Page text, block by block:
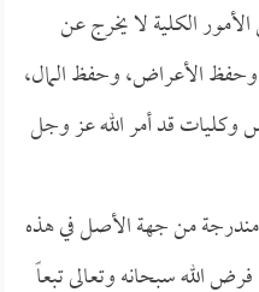
الأمور الكلية لا يخرج عن
الأعراض، وحفظ المال،
قد أمر الله عز وجل
مندرجة من جهة الأصل في هذه
الله سبحانه وتعالى تبعاً